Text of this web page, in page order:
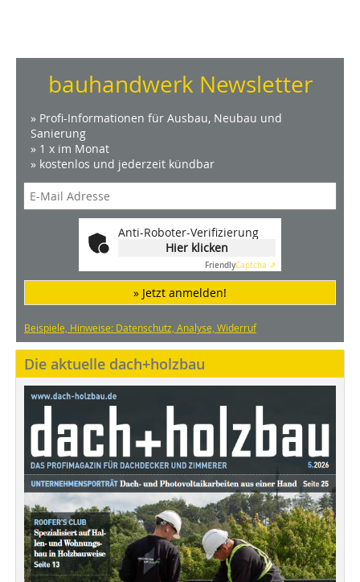
bauhandwerk Newsletter
» Profi-Informationen für Ausbau, Neubau und
Sanierung
» 1 x im Monat
» kostenlos und jederzeit kündbar
Anti-Roboter-Verifizierung
Hier klicken
FriendlyCaptcha ⇗
» Jetzt anmelden!
Beispiele, Hinweise: Datenschutz, Analyse, Widerruf
Die aktuelle dach+holzbau